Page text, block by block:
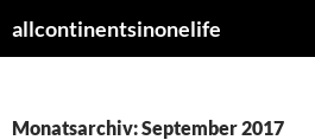
Inhalt
allcontinentsinonelife
Monatsarchiv: September 2017